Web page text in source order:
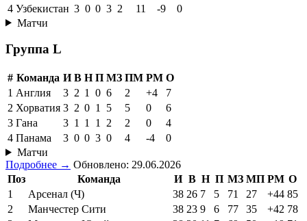
4 Узбекистан 3 0 0 3 2 11 -9
0
Матчи
Группа L
# Команда И В Н П МЗ ПМ РМ О
1 Англия 3 2 1 0 6 2 +4
7
2 Хорватия 3 2 0 1 5 5 0
6
3 Гана 3 1 1 1 2 2 0
4
4 Панама 3 0 0 3 0 4 -4
0
Матчи
Подробнее → Обновлено: 29.06.2026
Поз
Команда И В Н П МЗ МП РМ О
1
Арсенал (Ч) 38 26 7 5 71 27 +44 85
2
Манчестер Сити 38 23 9 6 77 35 +42 78